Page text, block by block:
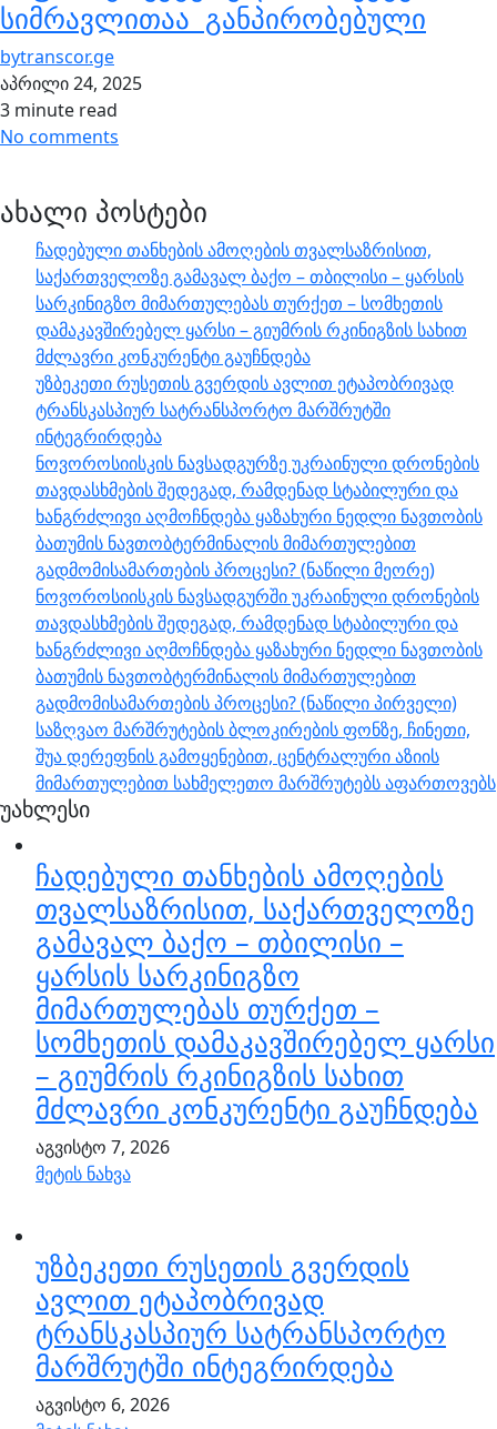
სიმრავლითაა განპირობებული
bytranscor.ge
აპრილი 24, 2025
3 minute read
No comments
ახალი პოსტები
ჩადებული თანხების ამოღების თვალსაზრისით,
საქართველოზე გამავალ ბაქო – თბილისი – ყარსის
სარკინიგზო მიმართულებას თურქეთ – სომხეთის
დამაკავშირებელ ყარსი – გიუმრის რკინიგზის სახით
მძლავრი კონკურენტი გაუჩნდება
უზბეკეთი რუსეთის გვერდის ავლით ეტაპობრივად
ტრანსკასპიურ სატრანსპორტო მარშრუტში
ინტეგრირდება
ნოვოროსიისკის ნავსადგურზე უკრაინული დრონების
თავდასხმების შედეგად, რამდენად სტაბილური და
ხანგრძლივი აღმოჩნდება ყაზახური ნედლი ნავთობის
ბათუმის ნავთობტერმინალის მიმართულებით
გადმომისამართების პროცესი? (ნაწილი მეორე)
ნოვოროსიისკის ნავსადგურში უკრაინული დრონების
თავდასხმების შედეგად, რამდენად სტაბილური და
ხანგრძლივი აღმოჩნდება ყაზახური ნედლი ნავთობის
ბათუმის ნავთობტერმინალის მიმართულებით
გადმომისამართების პროცესი? (ნაწილი პირველი)
საზღვაო მარშრუტების ბლოკირების ფონზე, ჩინეთი,
შუა დერეფნის გამოყენებით, ცენტრალური აზიის
მიმართულებით სახმელეთო მარშრუტებს აფართოვებს
უახლესი
ჩადებული თანხების ამოღების
თვალსაზრისით, საქართველოზე
გამავალ ბაქო – თბილისი –
ყარსის სარკინიგზო
მიმართულებას თურქეთ –
სომხეთის დამაკავშირებელ ყარსი
– გიუმრის რკინიგზის სახით
მძლავრი კონკურენტი გაუჩნდება
აგვისტო 7, 2026
მეტის ნახვა
უზბეკეთი რუსეთის გვერდის
ავლით ეტაპობრივად
ტრანსკასპიურ სატრანსპორტო
მარშრუტში ინტეგრირდება
აგვისტო 6, 2026